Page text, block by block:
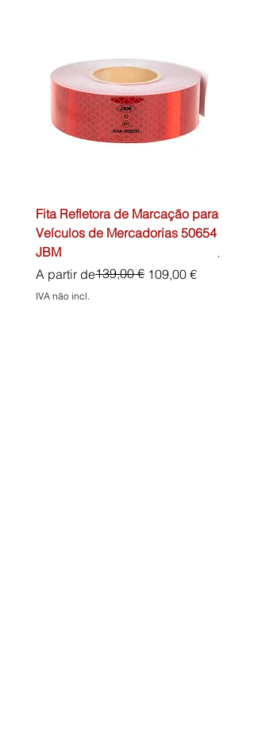
Fita Refletora de Marcação para
Veículos de Mercadorias 50654
JBM
A partir de
Preço normal139,00 € 109,00 €
Preço promocional
IVA não incl.
Preço
45,00 €